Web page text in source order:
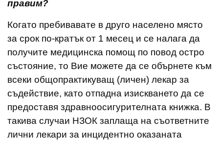
правим?
Когато пребивавате в друго населено място
за срок по-кратък от 1 месец и се налага да
получите медицинска помощ по повод остро
състояние, то Вие можете да се обърнете към
всеки общопрактикуващ (личен) лекар за
съдействие, като отпадна изискването да се
предоставя здравноосигурителната книжка. В
такива случаи НЗОК заплаща на съответните
лични лекари за инцидентно оказаната